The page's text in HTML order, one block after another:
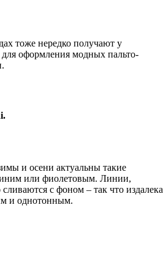
тоже нередко получают у
оформления модных пальто-
и осени актуальны такие
или фиолетовым. Линии,
с фоном – так что издалека
и однотонным.